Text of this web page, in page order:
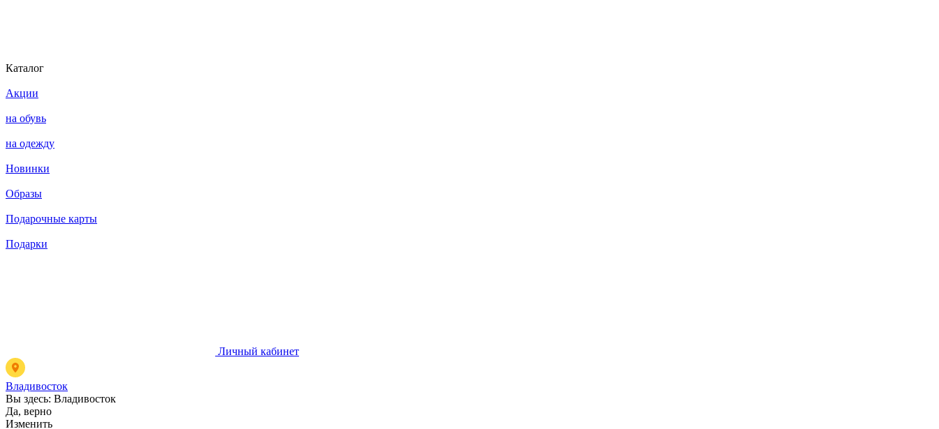
Каталог
Акции
на обувь
на одежду
Новинки
Образы
Подарочные карты
Подарки
Личный кабинет
Владивосток
Вы здесь: Владивосток
Да, верно
Изменить